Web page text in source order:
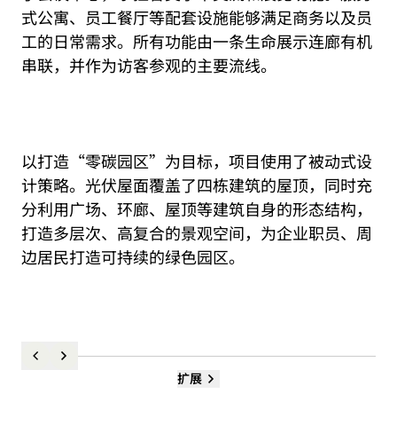
式公寓、员工餐厅等配套设施能够满足商务以及员
工的日常需求。所有功能由一条生命展示连廊有机
串联，并作为访客参观的主要流线。
以打造“零碳园区”为目标，项目使用了被动式设
计策略。光伏屋面覆盖了四栋建筑的屋顶，同时充
分利用广场、环廊、屋顶等建筑自身的形态结构，
打造多层次、高复合的景观空间，为企业职员、周
边居民打造可持续的绿色园区。
扩展